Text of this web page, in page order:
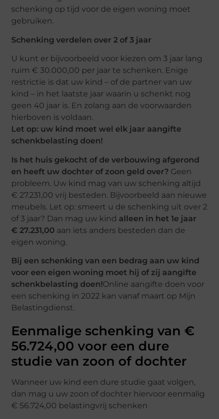
schenking op tijd voor de eigen woning moet
gebruiken.
Schenking verdelen over 2 of 3 jaar
U kunt er bijvoorbeeld voor kiezen om 3 jaar lang
ruim € 30.000,00 per jaar te schenken. Enige
restrictie is dat uw kind – of de partner van uw
kind – in het laatste jaar waarin u schenkt nog
geen 40 jaar is. En zolang aan de voorwaarden
hierboven is voldaan.
Let op: uw kind moet wel elk jaar aangifte
schenkbelasting doen!
Is het huis gekocht of de verbouwing afgerond
en heeft uw dochter of zoon geld over? Geen
probleem. Uw kind mag van uw schenking altijd
€ 27.231,00 vrij besteden. Bijvoorbeeld aan nieuwe
meubels. Let op: smeert u de schenking uit over 2
of 3 jaar? Dan mag uw kind alleen in het 1e jaar
€ 27.231,00 aan iets anders besteden dan de
eigen woning.
Bij een schenking van een bedrag aan uw kind
voor een eigen woning moet hij of zij aangifte
schenkbelasting doen!Online aangifte doen voor
een schenking in 2022 kan vanaf maart op Mijn
Belastingdienst.
Eenmalige schenking van €
56.724,00 voor een dure
studie van zoon of dochter
Wanneer uw kind een dure studie gaat volgen,
dan mag u uw zoon of dochter hiervoor eenmalig
€ 56.724,00 belastingvrij schenken